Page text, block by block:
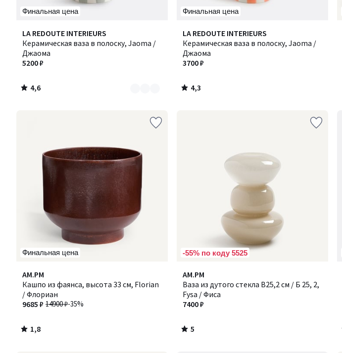
Финальная цена
LA REDOUTE INTERIEURS
Керамическая ваза в полоску, Jaoma /
Джаома
5200 ₽
4,6
/ 5
Количество
цветов:
2
4,6
/
Финальная цена
LA REDOUTE INTERIEURS
Керамическая ваза в полоску, Jaoma /
Джаома
3700 ₽
4,3
/ 5
4,3
/
Финальная цена
AM.PM
Кашпо из фаянса, высота 33 см, Florian
/ Флориан
14900 ₽-35%
9685 ₽
1,8
/ 5
1,8
/
-55% по коду 5525
AM.PM
Ваза из дутого стекла В25,2 см / Б 25, 2,
Fysa / Фиса
7400 ₽
5
/
5
5
/